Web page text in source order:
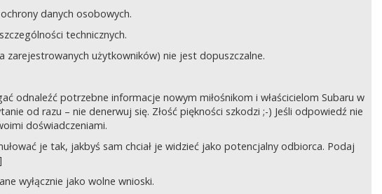
danych osobowych.
technicznych.
zarejestrowanych użytkowników) nie jest dopuszczalne.
odnaleźć potrzebne informacje nowym miłośnikom i właścicielom Subaru w
od razu – nie denerwuj się. Złość piękności szkodzi ;-) Jeśli odpowiedź nie
doświadczeniami.
je tak, jakbyś sam chciał je widzieć jako potencjalny odbiorca. Podaj
wyłącznie jako wolne wnioski.